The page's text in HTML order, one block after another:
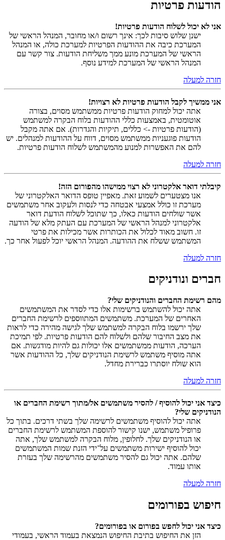
הודעות פרטיות
אני לא יכול לשלוח הודעות פרטיות!
ישנן שלוש סיבות לכך: אינך רשום ו/או מחובר, המנהל הראשי של
המערכת כיבה את ההודעות הפרטיות למערכת כולה, או המנהל
הראשי של המערכת מונע ממך משליחת הודעות. צור קשר עם
המנהל הראשי של המערכת למידע נוסף.
חזרה למעלה
אני ממשיך לקבל הודעות פרטיות לא רצויות!
אתה יכול למחוק הודעות פרטיות ממשתמש מסוים, בצורה
אוטומטית, באמצעות כללי ההודעות בלוח הבקרה למשתמש
(הודעות פרטיות -> כללים, תיקיות והגדרות). אם אתה מקבל
הודעות פוגעניות ממשתמש מסוים, דווח על ההודעות למנהלים. יש
להם את האפשרות למנוע מהמשתמש לשלוח הודעות פרטיות.
חזרה למעלה
קיבלתי דואר אלקטרוני לא רצוי ממישהו מהפורום הזה!
אנו מצטערים לשמוע זאת. מאפיין טופס הדואר האלקטרוני של
מערכת זו כולל אמצעי אבטחה כדי לנסות ולעקוב אחר משתמשים
אשר שולחים הודעות כאלו, כך שתוכל לשלוח הודעת דואר
אלקטרוני למנהל הראשי של המערכת עם העתק מלא של הודעה
זו. חשוב מאוד לכלול את הכותרות אשר מכילות את פרטי
המשתמש ששלח את ההודעה. המנהל הראשי יוכל לפעול אחר כך.
חזרה למעלה
חברים ונודניקים
מהם רשימת החברים והנודניקים שלי?
אתה יכול להשתמש ברשימות אלו כדי לסדר את המשתמשים
האחרים של המערכת. משתמשים המתווספים לרשימת החברים
שלך ירשמו בלוח הבקרה למשתמש שלך לגישה מהירה כדי לראות
את מצב החיבור שלהם ולשלוח להם הודעות פרטיות. לפי תמיכת
הערכה, הודעות ממשתמשים אלו יכולות גם להיות מודגשות. אם
אתה מוסיף משתמש לרשימת הנודניקים שלך, כל ההודעות אשר
הוא שולח יוסתרו כברירת מחדל.
חזרה למעלה
כיצד אני יכול להוסיף / להסיר משתמשים אל/מתוך רשימת החברים או
הנודניקים שלי?
אתה יכול להוסיף משתמשים לרשימה שלך בשתי דרכים. בתוך כל
פרופיל משתמש, ישנו קישור להוספת המשתמש לרשימת החברים
או הנודניקים שלך. לחלופין, מלוח הבקרה למשתמש שלך, אתה
יכול להוסיף ישירות משתמשים על־ידי הזנת שמות המשתמשים
שלהם. אתה יכול גם להסיר משתמשים מהרשימה שלך בעזרת
אותו עמוד.
חזרה למעלה
חיפוש בפורומים
כיצד אני יכול לחפש בפורום או בפורומים?
הזן את החיפוש בתיבת החיפוש הנמצאת בעמוד הראשי, בעמודי